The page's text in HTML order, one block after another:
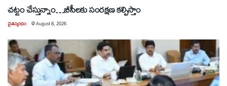
చట్టం చేస్తున్నాం…బీసీలకు సంరక్షణ కల్పిస్తాం
చైతన్యరధం @August 8, 2026